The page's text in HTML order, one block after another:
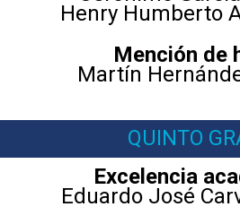
Henry Humberto
Mención de
Martín
QUINTO
Excelencia
Eduardo José